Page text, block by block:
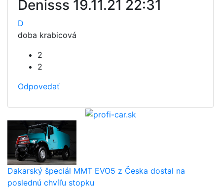
Denisss 19.11.21 22:31
D
doba krabicová
2
2
Odpovedať
Dakarský špeciál MMT EVO5 z Česka dostal na
poslednú chvíľu stopku